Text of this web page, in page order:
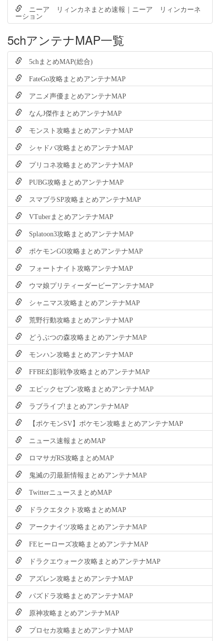
ニーア リィンカネまとめ速報｜ニーア リィンカーネ
ーション
5chアンテナMAP一覧
5chまとめMAP(総合)
FateGo攻略まとめアンテナMAP
アニメ声優まとめアンテナMAP
なんJ傑作まとめアンテナMAP
モンスト攻略まとめアンテナMAP
シャドバ攻略まとめアンテナMAP
プリコネ攻略まとめアンテナMAP
PUBG攻略まとめアンテナMAP
スマブラSP攻略まとめアンテナMAP
VTuberまとめアンテナMAP
Splatoon3攻略まとめアンテナMAP
ポケモンGO攻略まとめアンテナMAP
フォートナイト攻略アンテナMAP
ウマ娘プリティーダービーアンテナMAP
シャニマス攻略まとめアンテナMAP
荒野行動攻略まとめアンテナMAP
どうぶつの森攻略まとめアンテナMAP
モンハン攻略まとめアンテナMAP
FFBE幻影戦争攻略まとめアンテナMAP
エピックセブン攻略まとめアンテナMAP
ラブライブ!まとめアンテナMAP
【ポケモンSV】ポケモン攻略まとめアンテナMAP
ニュース速報まとめMAP
ロマサガRS攻略まとめMAP
鬼滅の刃最新情報まとめアンテナMAP
TwitterニュースまとめMAP
ドラクエタクト攻略まとめMAP
アークナイツ攻略まとめアンテナMAP
FEヒーローズ攻略まとめアンテナMAP
ドラクエウォーク攻略まとめアンテナMAP
アズレン攻略まとめアンテナMAP
パズドラ攻略まとめアンテナMAP
原神攻略まとめアンテナMAP
プロセカ攻略まとめアンテナMAP